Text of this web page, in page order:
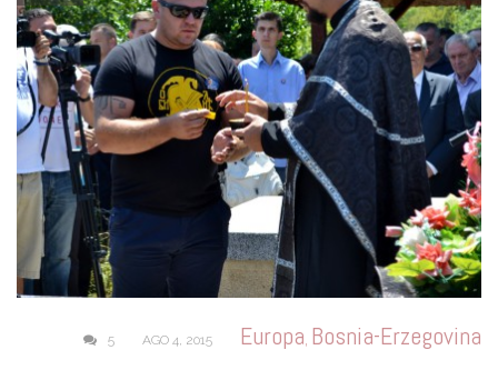
Europa, Bosnia-Erzegovina
AGO 4, 2015
5